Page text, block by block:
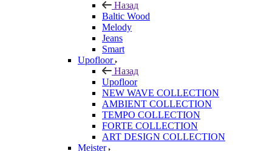
Назад
Baltic Wood
Melody
Jeans
Smart
Upofloor
Назад
Upofloor
NEW WAVE COLLECTION
AMBIENT COLLECTION
TEMPO COLLECTION
FORTE COLLECTION
ART DESIGN COLLECTION
Meister